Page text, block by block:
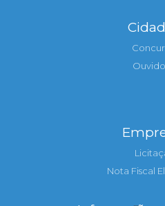
Nota Fiscal